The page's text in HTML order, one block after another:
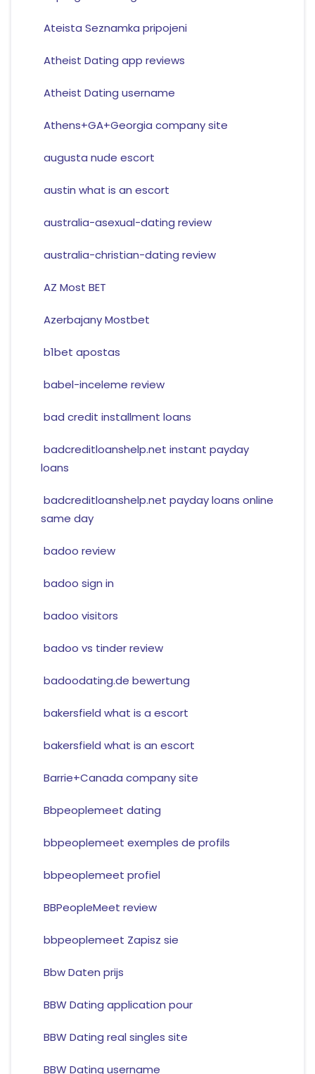
Ateista Seznamka pripojeni
Atheist Dating app reviews
Atheist Dating username
Athens+GA+Georgia company site
augusta nude escort
austin what is an escort
australia-asexual-dating review
australia-christian-dating review
AZ Most BET
Azerbajany Mostbet
b1bet apostas
babel-inceleme review
bad credit installment loans
badcreditloanshelp.net instant payday
loans
badcreditloanshelp.net payday loans online
same day
badoo review
badoo sign in
badoo visitors
badoo vs tinder review
badoodating.de bewertung
bakersfield what is a escort
bakersfield what is an escort
Barrie+Canada company site
Bbpeoplemeet dating
bbpeoplemeet exemples de profils
bbpeoplemeet profiel
BBPeopleMeet review
bbpeoplemeet Zapisz sie
Bbw Daten prijs
BBW Dating application pour
BBW Dating real singles site
BBW Dating username